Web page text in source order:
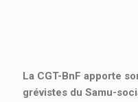
La CGT-BnF apporte
grévistes du Samu-